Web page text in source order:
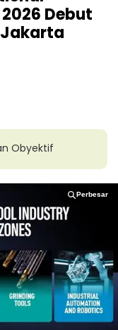
Debut
Obyektif
Perbesar
Perbesar